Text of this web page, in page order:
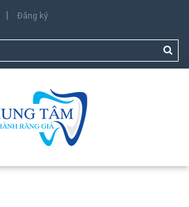
Đăng ký